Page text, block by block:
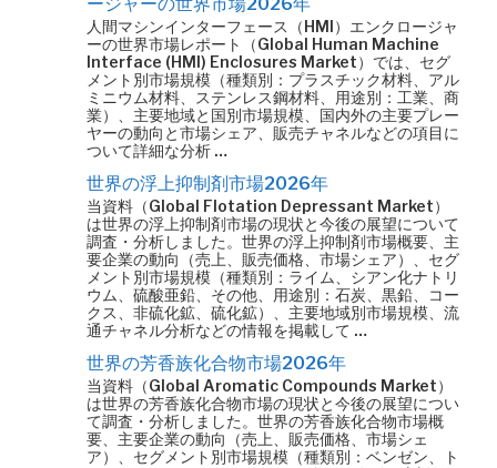
人間マシンインターフェース（HMI）エンクロージャ
ーの世界市場レポート（Global Human Machine
Interface (HMI) Enclosures Market）では、セグ
メント別市場規模（種類別：プラスチック材料、アル
ミニウム材料、ステンレス鋼材料、用途別：工業、商
業）、主要地域と国別市場規模、国内外の主要プレー
ヤーの動向と市場シェア、販売チャネルなどの項目に
ついて詳細な分析 …
世界の浮上抑制剤市場2026年
当資料（Global Flotation Depressant Market）
は世界の浮上抑制剤市場の現状と今後の展望について
調査・分析しました。世界の浮上抑制剤市場概要、主
要企業の動向（売上、販売価格、市場シェア）、セグ
メント別市場規模（種類別：ライム、シアン化ナトリ
ウム、硫酸亜鉛、その他、用途別：石炭、黒鉛、コー
クス、非硫化鉱、硫化鉱）、主要地域別市場規模、流
通チャネル分析などの情報を掲載して …
世界の芳香族化合物市場2026年
当資料（Global Aromatic Compounds Market）
は世界の芳香族化合物市場の現状と今後の展望につい
て調査・分析しました。世界の芳香族化合物市場概
要、主要企業の動向（売上、販売価格、市場シェ
ア）、セグメント別市場規模（種類別：ベンゼン、ト